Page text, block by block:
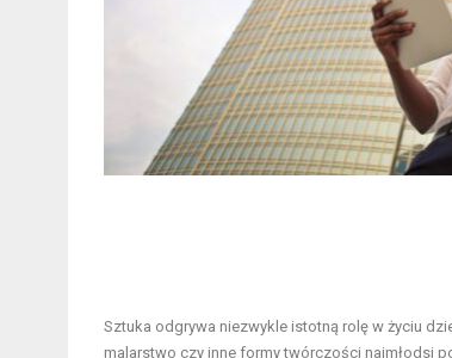
Sztuka odgrywa niezwykle istotną rolę w życiu
malarstwo czy inne formy twórczości najmłodsi